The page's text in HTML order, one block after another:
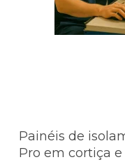
Painéis de
Pro em cortiça e